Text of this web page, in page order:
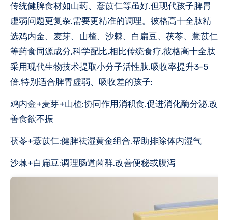
传统健脾食材如山药、薏苡仁等虽好,但现代孩子脾胃
虚弱问题更复杂,需要更精准的调理。彼格高十全肽精
选鸡内金、麦芽、山楂、沙棘、白扁豆、茯苓、薏苡仁
等药食同源成分,科学配比,相比传统食疗,彼格高十全肽
采用现代生物技术提取小分子活性肽,吸收率提升3-5
倍,特别适合脾胃虚弱、吸收差的孩子:
鸡内金+麦芽+山楂:协同作用消积食,促进消化酶分泌,改
善食欲不振
茯苓+薏苡仁:健脾祛湿黄金组合,帮助排除体内湿气
沙棘+白扁豆:调理肠道菌群,改善便秘或腹泻